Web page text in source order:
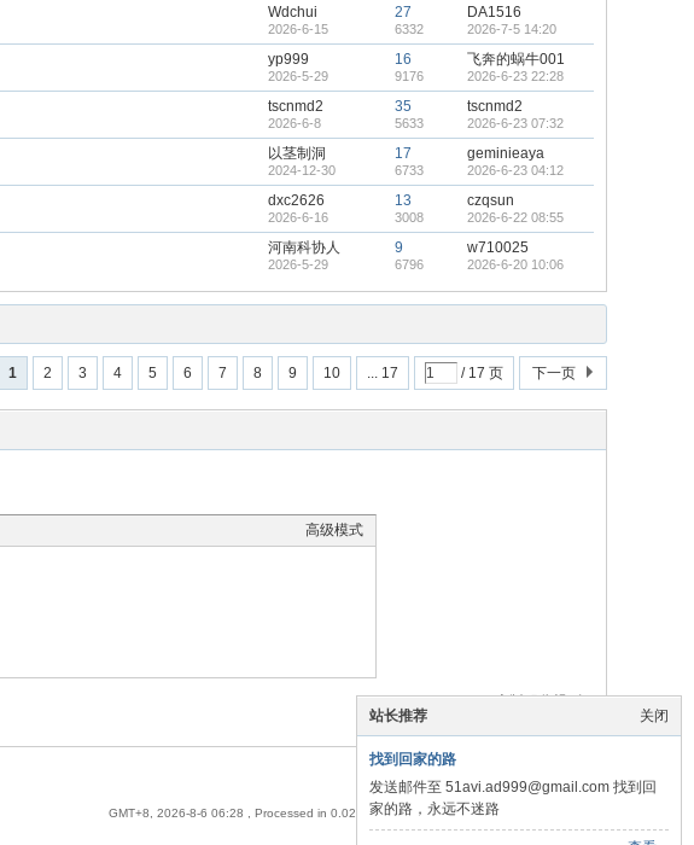
Wdchui
2026-6-15
27
6332
DA1516
2026-7-5 14:20
yp999
2026-5-29
16
9176
飞奔的蜗牛001
2026-6-23 22:28
tscnmd2
2026-6-8
35
5633
tscnmd2
2026-6-23 07:32
以茎制洞
2024-12-30
17
6733
geminieaya
2026-6-23 04:12
dxc2626
2026-6-16
13
3008
czqsun
2026-6-22 08:55
河南科协人
2026-5-29
9
6796
w710025
2026-6-20 10:06
1 2 3 4 5 6 7 8 9 10 ... 17 / 17 页 下一页
高级模式
本版积分规则
关闭
站长推荐
找到回家的路
发送邮件至 51avi.ad999@gmail.com 找到回
家的路，永远不迷路
小黑屋 | 爱生活同城对对碰交友网
GMT+8, 2026-8-6 06:28 , Processed in 0.025329 second(s), 5 queries , MemCached On.